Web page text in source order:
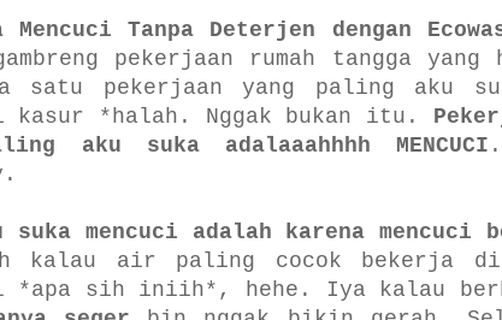
Mencuci Tanpa Deterjen dengan
pekerjaan rumah tangga yang
satu pekerjaan yang paling aku
kasur *halah. Nggak bukan itu.
aku suka adalaaahhhh MENCUCI
suka mencuci adalah karena mencuci
kalau air paling cocok bekerja di
*apa sih iniih*, hehe. Iya kalau